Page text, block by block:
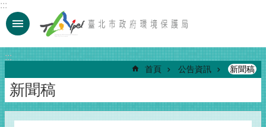
跳到主要內容區塊
:::
:::
首頁 公告資訊 新聞稿
新聞稿